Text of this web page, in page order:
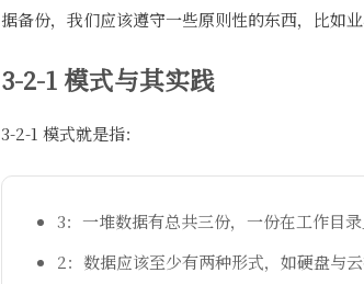
据备份，我们应该遵守一些原则性的东西，比如业
3-2-1 模式与其实践
3-2-1 模式就是指：
3：一堆数据有总共三份，一份在工作目
2：数据应该至少有两种形式，如硬盘与